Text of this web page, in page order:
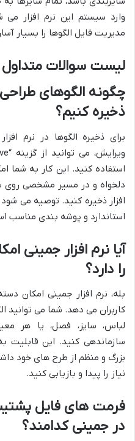
وارد سیستم این نرم افزار می
مدیریت فایل الگوها را بسیار
لیست سوالات متداول
چگونه الگوهای
ذخیره کنیم؟
برای ذخیره الگوها در نرم
استفاده کنید. این کار به شما
دلخواه و در مسیر مشخصی روی
افزار ذخیره کنید. توصیه می شود
استاندارد و پوشه بندی مناسب
آیا نرم افزار جمینی
را دارد؟
بله، نرم افزار جمینی امکان
کاربران می دهد. شما می توانید
لباس، سایز، فصل، یا هر
سازماندهی کنید. این
بزرگ و منظم از طرح های خود
نیاز را پیدا و بازیابی کنید.
فرمت های فایل
در جمینی کدامند؟